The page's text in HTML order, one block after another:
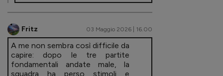
Fritz 03 Maggio 2026 | 16.00
A me non sembra così difficile da
capire: dopo le tre partite
fondamentali andate male, la
squadra ha perso stimoli e